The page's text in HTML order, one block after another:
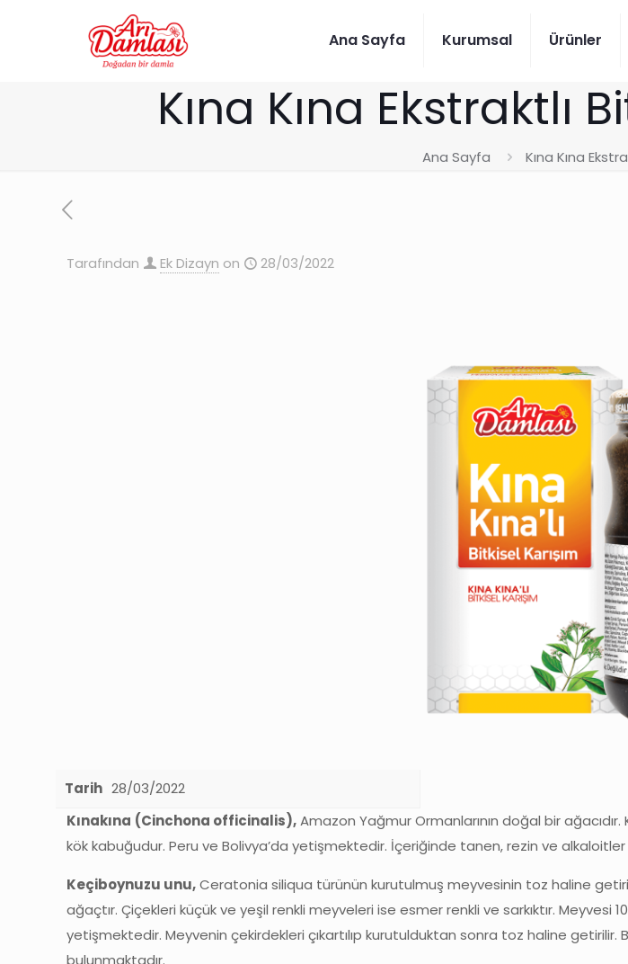
Ana Sayfa Kurumsal Ürünler
Kına Kına Ekstraktlı
Ana Sayfa Kına Kına
Tarafından Ek Dizayn on 28/03/2022
Tarih 28/03/2022
Kınakına (Cinchona officinalis),Amazon Yağmur Ormanlarının doğal bir
kök kabuğudur. Peru ve Bolivya’da yetişmektedir. İçeriğinde tanen, rezin ve
Keçiboynuzu unu,Ceratonia siliqua türünün kurutulmuş meyvesinin toz haline
ağaçtır. Çiçekleri küçük ve yeşil renkli meyveleri ise esmer renkli ve sarkıktır.
yetişmektedir. Meyvenin çekirdekleri çıkartılıp kurutulduktan sonra toz haline
bulunmaktadır.